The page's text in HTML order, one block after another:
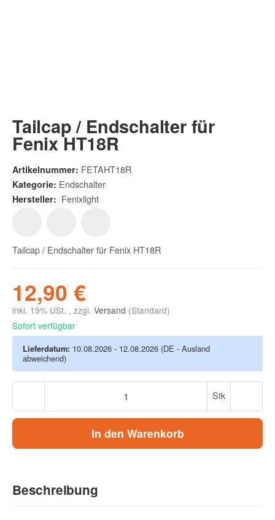
Tailcap / Endschalter für
Fenix HT18R
Artikelnummer: FETAHT18R
Kategorie: Endschalter
Hersteller: Fenixlight
Tailcap / Endschalter für Fenix HT18R
12,90 €
inkl. 19% USt. , zzgl. Versand (Standard)
Sofort verfügbar
Lieferdatum: 10.08.2026 - 12.08.2026 (DE - Ausland
abweichend)
Stk
In den Warenkorb
Beschreibung